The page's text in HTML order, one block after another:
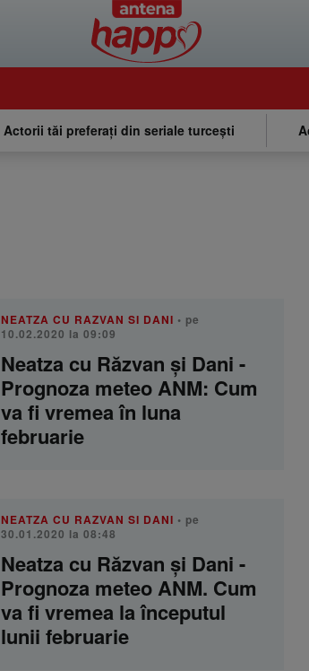
Actorii tăi preferați din seriale turcești
NEATZA CU RAZVAN SI DANI • pe
10.02.2020 la 09:09
Neatza cu Răzvan şi Dani -
Prognoza meteo ANM: Cum
va fi vremea în luna
februarie
NEATZA CU RAZVAN SI DANI • pe
30.01.2020 la 08:48
Neatza cu Răzvan şi Dani -
Prognoza meteo ANM. Cum
va fi vremea la începutul
lunii februarie